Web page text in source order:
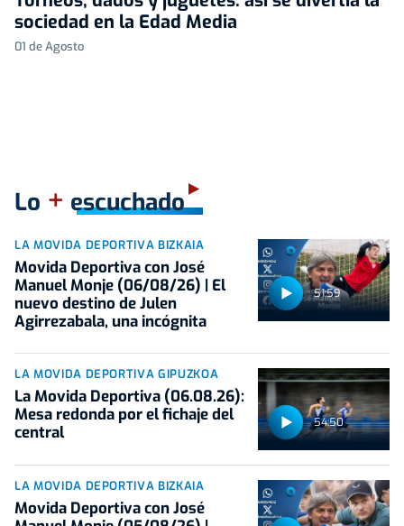
sociedad en la Edad Media
01 de Agosto
Lo + escuchado
51:59
LA MOVIDA DEPORTIVA BIZKAIA
Movida Deportiva con José
Manuel Monje (06/08/26) | El
nuevo destino de Julen
Agirrezabala, una incógnita
54:50
LA MOVIDA DEPORTIVA GIPUZKOA
La Movida Deportiva (06.08.26):
Mesa redonda por el fichaje del
central
LA MOVIDA DEPORTIVA BIZKAIA
Movida Deportiva con José